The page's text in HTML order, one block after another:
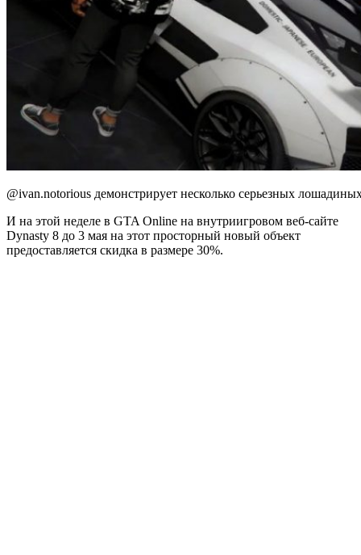
@ivan.notorious демонстрирует несколько серьезных
И на этой неделе в GTA Online на внутриигровом веб-сайте
Dynasty 8 до 3 мая на этот просторный новый объект
предоставляется скидка в размере 30%.